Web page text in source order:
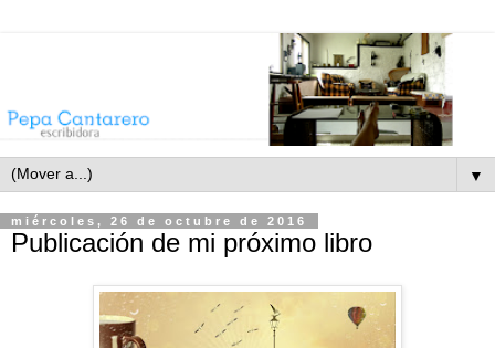
▼
miércoles, 26 de octubre de 2016
Publicación de mi próximo libro